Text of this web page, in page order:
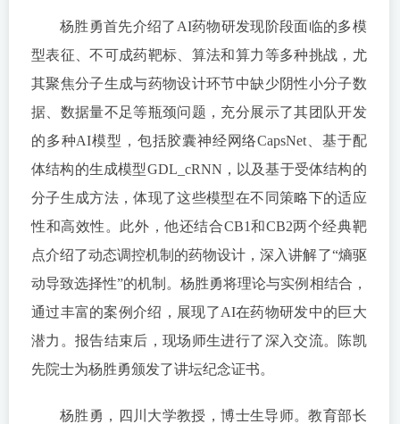
杨胜勇首先介绍了AI药物研发现阶段面临的多模
型表征、不可成药靶标、算法和算力等多种挑战，尤
其聚焦分子生成与药物设计环节中缺少阴性小分子数
据、数据量不足等瓶颈问题，充分展示了其团队开发
的多种AI模型，包括胶囊神经网络CapsNet、基于配
体结构的生成模型GDL_cRNN，以及基于受体结构的
分子生成方法，体现了这些模型在不同策略下的适应
性和高效性。此外，他还结合CB1和CB2两个经典靶
点介绍了动态调控机制的药物设计，深入讲解了“熵驱
动导致选择性”的机制。杨胜勇将理论与实例相结合，
通过丰富的案例介绍，展现了AI在药物研发中的巨大
潜力。报告结束后，现场师生进行了深入交流。陈凯
先院士为杨胜勇颁发了讲坛纪念证书。
杨胜勇，四川大学教授，博士生导师。教育部长